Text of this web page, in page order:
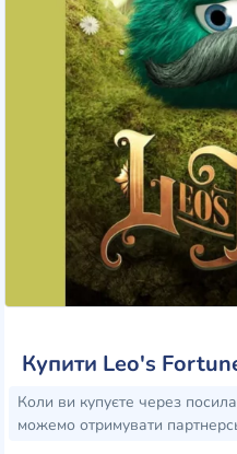
Купити Leo's
Коли ви купуєте через
можемо отримувати